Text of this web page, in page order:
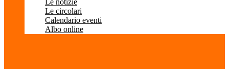
Le notizie
Le circolari
Calendario eventi
Albo online